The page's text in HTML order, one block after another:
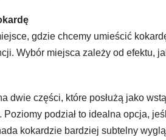
gdzie chcemy umieścić
Wybór miejsca zależy od efektu,
dwie części, które posłużą jako
podział to idealna opcja,
kokardzie bardziej subtelny